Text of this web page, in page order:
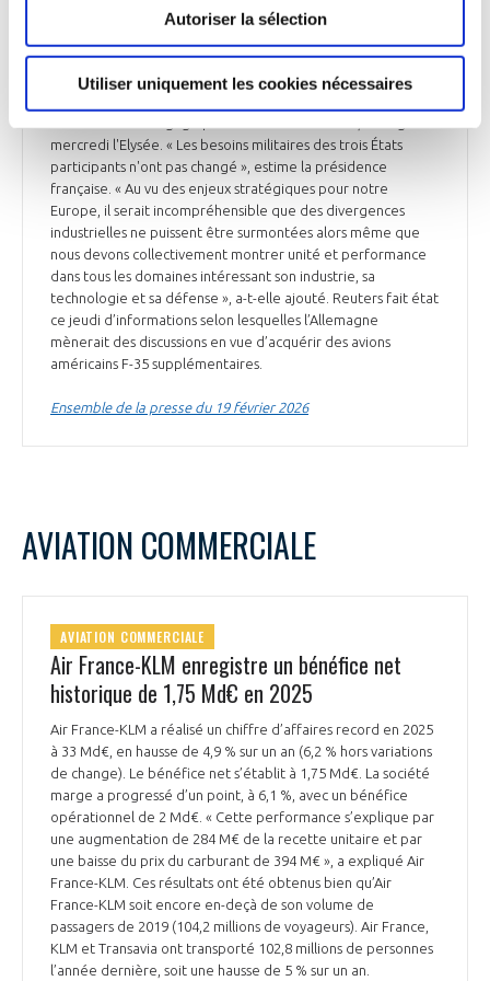
Autoriser la sélection
Utiliser uniquement les cookies nécessaires
allemand Machtwechsel : « Les Français ont besoin, dans la
capable de transporter des armes nucléaires et d'opérer à
partir d'un porte-avions. Ce n'est pas ce dont nous avons
mercredi l'Elysée. « Les besoins militaires des trois États
participants n'ont pas changé », estime la présidence
française. « Au vu des enjeux stratégiques pour notre
Europe, il serait incompréhensible que des divergences
industrielles ne puissent être surmontées alors même que
nous devons collectivement montrer unité et performance
dans tous les domaines intéressant son industrie, sa
technologie et sa défense », a-t-elle ajouté. Reuters fait état
ce jeudi d’informations selon lesquelles l’Allemagne
mènerait des discussions en vue d’acquérir des avions
américains F-35 supplémentaires.
Ensemble de la presse du 19 février 2026
AVIATION COMMERCIALE
AVIATION COMMERCIALE
Air France-KLM enregistre un bénéfice net
historique de 1,75 Md€ en 2025
Air France-KLM a réalisé un chiffre d’affaires record en 2025
à 33 Md€, en hausse de 4,9 % sur un an (6,2 % hors variations
de change). Le bénéfice net s’établit à 1,75 Md€. La société
marge a progressé d’un point, à 6,1 %, avec un bénéfice
opérationnel de 2 Md€. « Cette performance s’explique par
une augmentation de 284 M€ de la recette unitaire et par
une baisse du prix du carburant de 394 M€ », a expliqué Air
France-KLM. Ces résultats ont été obtenus bien qu’Air
France-KLM soit encore en-deçà de son volume de
passagers de 2019 (104,2 millions de voyageurs). Air France,
KLM et Transavia ont transporté 102,8 millions de personnes
l’année dernière, soit une hausse de 5 % sur un an.